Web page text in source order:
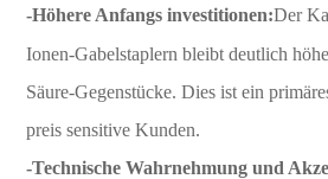
-Höhere Anfangs investitionen:Der
Ionen-Gabelstaplern bleibt deutlich
Säure-Gegenstücke. Dies ist ein
preis sensitive Kunden.
-Technische Wahrnehmung und